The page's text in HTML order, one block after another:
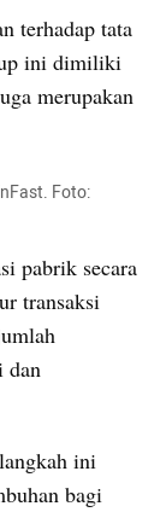
terhadap tata
ini dimiliki
merupakan
Foto:
pabrik secara
transaksi
dan
ini
bagi